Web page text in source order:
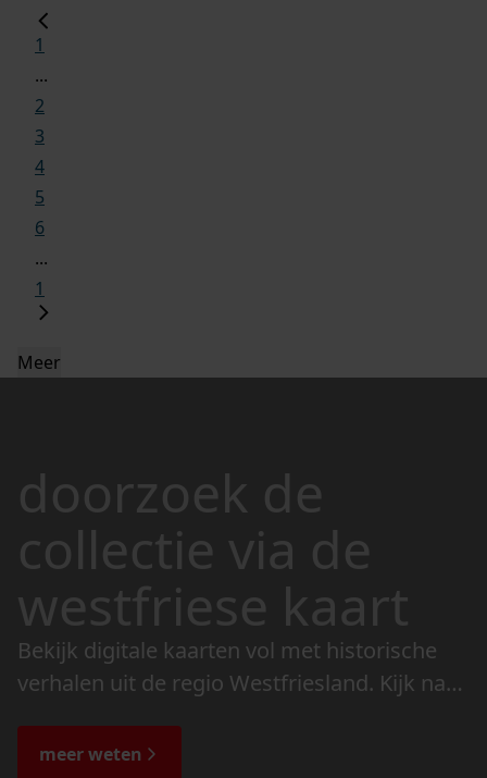
1
...
2
3
4
5
6
...
1
Meer
doorzoek de
collectie via de
westfriese kaart
Bekijk digitale kaarten vol met historische
verhalen uit de regio Westfriesland. Kijk naar
de bijzondere verhalen.
meer weten